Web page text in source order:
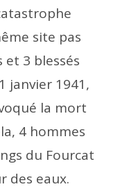
site pas
3 blessés
janvier 1941,
la mort
4 hommes
du Fourcat
des eaux.